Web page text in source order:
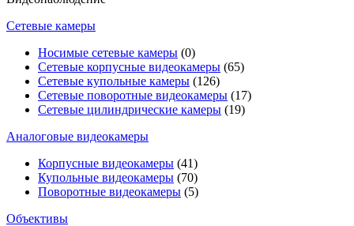
Сетевые камеры
Носимые сетевые камеры (0)
Сетевые корпусные видеокамеры (65)
Сетевые купольные камеры (126)
Сетевые поворотные видеокамеры (17)
Сетевые цилиндрические камеры (19)
Аналоговые видеокамеры
Корпусные видеокамеры (41)
Купольные видеокамеры (70)
Поворотные видеокамеры (5)
Объективы